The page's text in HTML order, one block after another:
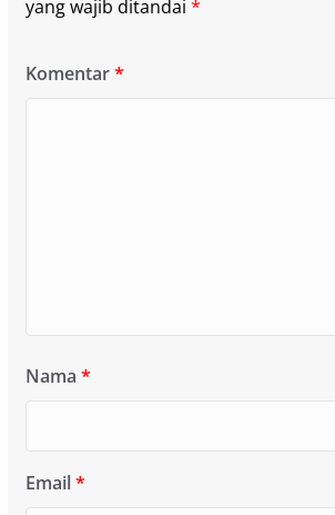
yang wajib ditandai *
Komentar*
Nama *
Email*